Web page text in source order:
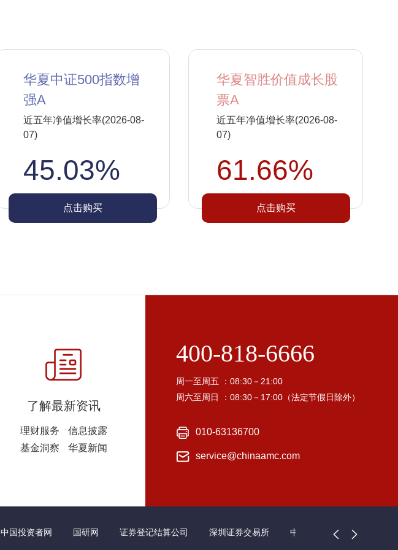
华夏中证500指数增
强A
近五年净值增长率(2026-08-
07)
45.03%
点击购买
华夏智胜价值成长股
票A
近五年净值增长率(2026-08-
07)
61.66%
点击购买
了解最新资讯
理财服务
信息披露
基金洞察
华夏新闻
400-818-6666
周一至周五 ：08:30－21:00
周六至周日 ：08:30－17:00（法定节假日除外）
010-63136700
service@chinaamc.com
中国投资者网 国研网 证券登记结算公司 深圳证券交易所 中国证券业协会